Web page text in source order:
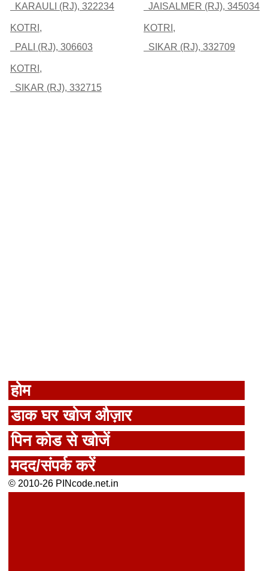
KARAULI (RJ), 322234
JAISALMER (RJ), 345034
KOTRI,
PALI (RJ), 306603
KOTRI,
SIKAR (RJ), 332709
KOTRI,
SIKAR (RJ), 332715
होम
डाक घर खोज औज़ार
पिन कोड से खोजें
मदद/संपर्क करें
© 2010-26 PINcode.net.in